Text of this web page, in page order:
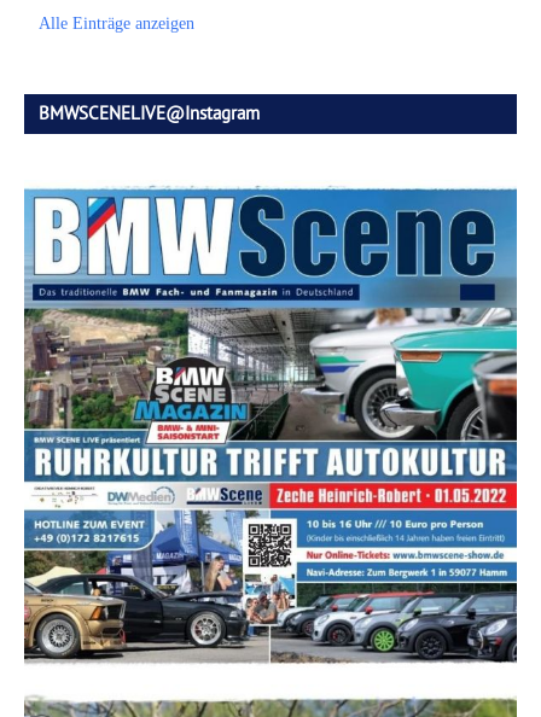
Alle Einträge anzeigen
BMWSCENELIVE@Instagram